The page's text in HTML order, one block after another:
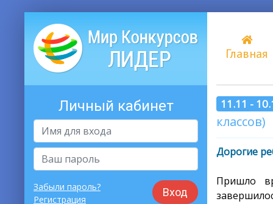
Главная
Личный кабинет
Вход
Забыли пароль?
Регистрация
11.11 -
классов)
Дорогие
Пришло